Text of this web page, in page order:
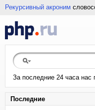
Рекурсивный акроним
За последние 24 часа нас
Последние